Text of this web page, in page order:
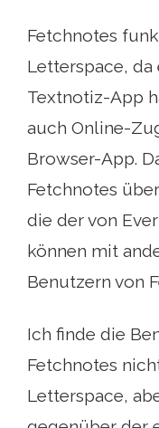
Fetchnotes
Letterspace, da
Textnotiz-App
auch Online-
Browser-App.
Fetchnotes
die der von
können mit
Benutzern von
Ich finde die
Fetchnotes
Letterspace,